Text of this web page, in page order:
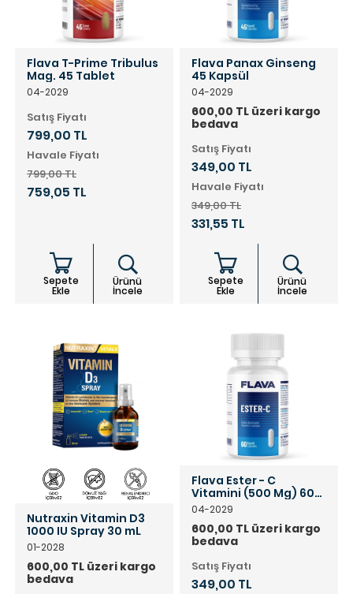
Flava T-Prime Tribulus
Mag. 45 Tablet
04-2029
Satış Fiyatı
799,00 TL
Havale Fiyatı
799,00 TL
759,05 TL
Sepete
Ekle
Ürünü
İncele
Flava Panax Ginseng
45 Kapsül
04-2029
600,00 TL üzeri kargo
bedava
Satış Fiyatı
349,00 TL
Havale Fiyatı
349,00 TL
331,55 TL
Sepete
Ekle
Ürünü
İncele
Nutraxin Vitamin D3
1000 IU Spray 30 mL
01-2028
600,00 TL üzeri kargo
bedava
Flava Ester - C
Vitamini (500 Mg) 60
Kapsül
04-2029
600,00 TL üzeri kargo
bedava
Satış Fiyatı
349,00 TL